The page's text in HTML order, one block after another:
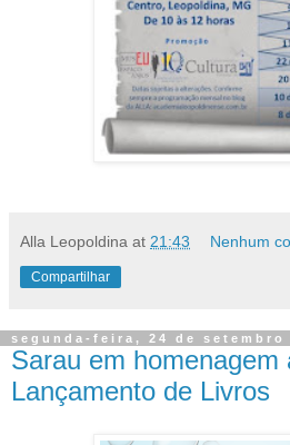
Alla Leopoldina at 21:43 Nenhum
Compartilhar
segunda-feira, 24 de setembro
Sarau em homenagem
Lançamento de Livros